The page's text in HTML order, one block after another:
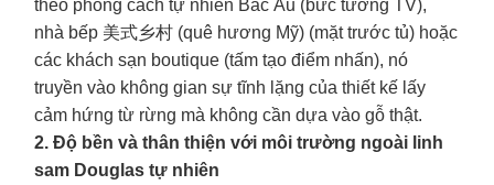
theo phong cách tự nhiên Bắc Âu (bức tường TV),
nhà bếp 美式乡村 (quê hương Mỹ) (mặt trước tủ) hoặc
các khách sạn boutique (tấm tạo điểm nhấn), nó
truyền vào không gian sự tĩnh lặng của thiết kế lấy
cảm hứng từ rừng mà không cần dựa vào gỗ thật.
2. Độ bền và thân thiện với môi trường ngoài linh
sam Douglas tự nhiên